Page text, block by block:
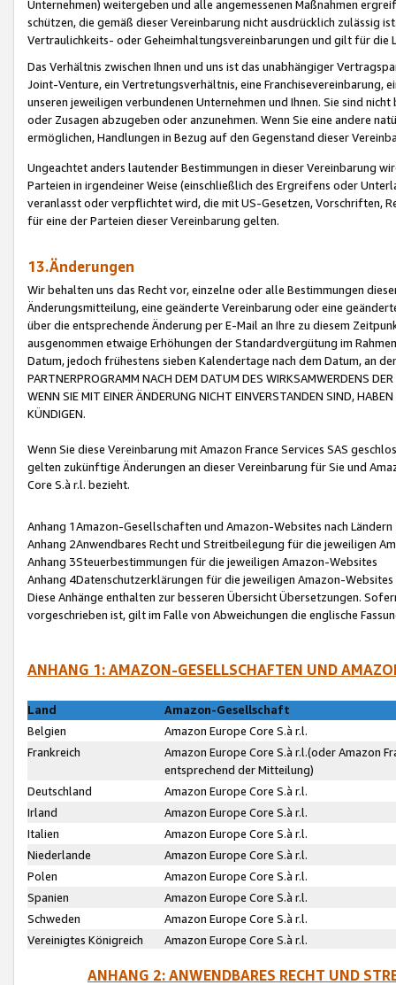
Unternehmen) weitergeben und alle angemessenen Maßnahmen
schützen, die gemäß dieser Vereinbarung nicht ausdrücklich zulässig
Vertraulichkeits- oder Geheimhaltungsvereinbarungen und gilt für die
Das Verhältnis zwischen Ihnen und uns ist das unabhängiger
Joint-Venture, ein Vertretungsverhältnis, eine Franchisevereinbarung,
unseren jeweiligen verbundenen Unternehmen und Ihnen. Sie sind
oder Zusagen abzugeben oder anzunehmen. Wenn Sie eine andere
ermöglichen, Handlungen in Bezug auf den Gegenstand dieser
Ungeachtet anders lautender Bestimmungen in dieser Vereinbarung
Parteien in irgendeiner Weise (einschließlich des Ergreifens oder
veranlasst oder verpflichtet wird, die mit US-Gesetzen, Vorschriften,
für eine der Parteien dieser Vereinbarung gelten.
13.Änderungen
Wir behalten uns das Recht vor, einzelne oder alle Bestimmungen
Änderungsmitteilung, eine geänderte Vereinbarung oder eine
über die entsprechende Änderung per E-Mail an Ihre zu diesem
ausgenommen etwaige Erhöhungen der Standardvergütung im
Datum, jedoch frühestens sieben Kalendertage nach dem Datum, an
PARTNERPROGRAMM NACH DEM DATUM DES WIRKSAMWERDENS
WENN SIE MIT EINER ÄNDERUNG NICHT EINVERSTANDEN SIND,
KÜNDIGEN.
Wenn Sie diese Vereinbarung mit Amazon France Services SAS
gelten zukünftige Änderungen an dieser Vereinbarung für Sie und
Core S.à r.l. bezieht.
Anhang 1Amazon-Gesellschaften und Amazon-Websites nach Ländern
Anhang 2Anwendbares Recht und Streitbeilegung für die jeweiligen
Anhang 3Steuerbestimmungen für die jeweiligen Amazon-Websites
Anhang 4Datenschutzerklärungen für die jeweiligen Amazon-Websites
Diese Anhänge enthalten zur besseren Übersicht Übersetzungen.
vorgeschrieben ist, gilt im Falle von Abweichungen die englische
ANHANG 1: AMAZON-GESELLSCHAFTEN UND
Land
Amazon-Gesellschaft
Belgien
Amazon Europe Core S.à r.l.
Frankreich
Amazon Europe Core S.à r.l.(oder Amazon
entsprechend der Mitteilung)
Deutschland
Amazon Europe Core S.à r.l.
Irland
Amazon Europe Core S.à r.l.
Italien
Amazon Europe Core S.à r.l.
Niederlande
Amazon Europe Core S.à r.l.
Polen
Amazon Europe Core S.à r.l.
Spanien
Amazon Europe Core S.à r.l.
Schweden
Amazon Europe Core S.à r.l.
Vereinigtes Königreich
Amazon Europe Core S.à r.l.
ANHANG 2: ANWENDBARES RECHT UND